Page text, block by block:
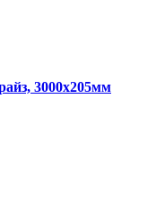
3000х205мм